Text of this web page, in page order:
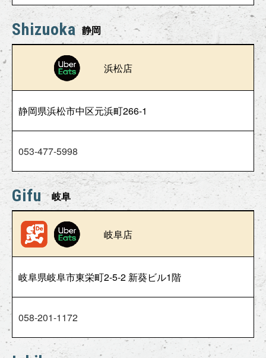
Shizuoka 静岡
浜松店
静岡県浜松市中区元浜町266-1
053-477-5998
Gifu 岐阜
岐阜店
岐阜県岐阜市東栄町2-5-2 新葵ビル1階
058-201-1172